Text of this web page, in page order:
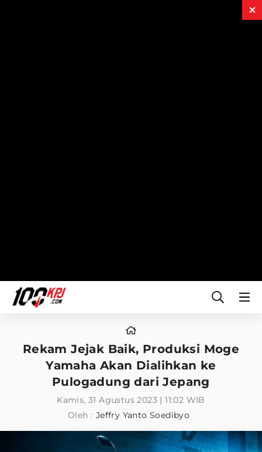
Rekam Jejak Baik, Produksi Moge
Yamaha Akan Dialihkan ke
Pulogadung dari Jepang
Kamis, 31 Agustus 2023 | 11:02 WIB
Oleh : Jeffry Yanto Soedibyo